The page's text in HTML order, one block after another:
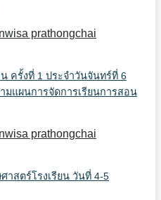
prathongchai
ครั้งที่ 1 ประจำวันจันทร์ที่ 6
แผนการจัดการเรียนการสอน
prathongchai
าสตร์โรงเรียน วันที่ 4-5